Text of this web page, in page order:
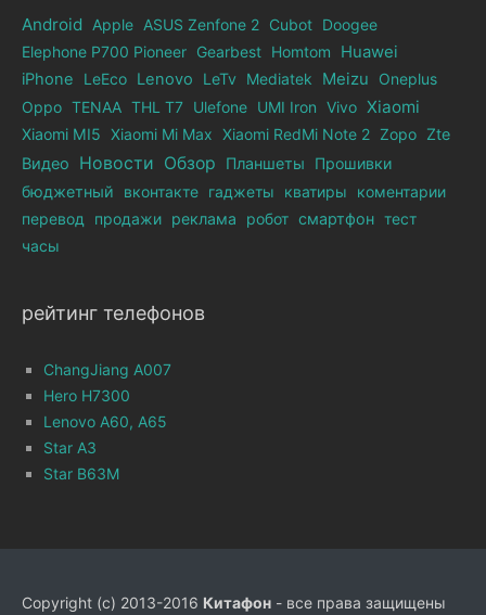
Android Apple ASUS Zenfone 2 Cubot Doogee
Elephone Р700 Pioneer Gearbest Homtom
Huawei
iPhone
LeEco Lenovo LeTv Mediatek Meizu
Oneplus
Oppo TENAA THL T7 Ulefone UMI Iron Vivo Xiaomi
Xiaomi MI5 Xiaomi Mi Max Xiaomi RedMi Note 2 Zopo Zte
Видео Новости Обзор Планшеты
Прошивки
бюджетный
вконтакте гаджеты кватиры
коментарии
перевод
продажи реклама робот смартфон тест
часы
рейтинг телефонов
ChangJiang A007
Hero H7300
Lenovo A60, A65
Star A3
Star B63M
Copyright (c) 2013-2016 Китафон - все права защищены